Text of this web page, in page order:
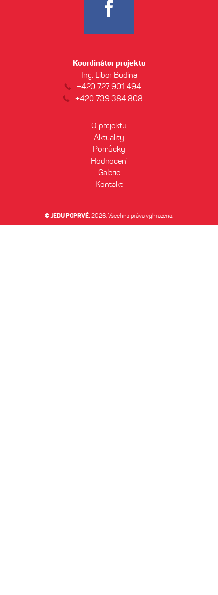
Koordinátor projektu
Ing. Libor Budina
+420 727 901 494
+420 739 384 808
O projektu
Aktuality
Pomůcky
Hodnocení
Galerie
Kontakt
© JEDU POPRVÉ, 2026. Všechna práva vyhrazena.